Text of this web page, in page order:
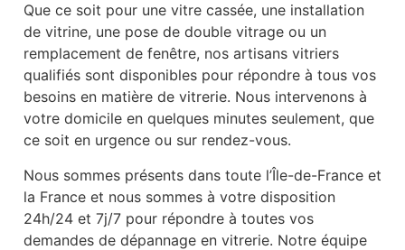
Que ce soit pour une vitre cassée, une installation
de vitrine, une pose de double vitrage ou un
remplacement de fenêtre, nos artisans vitriers
qualifiés sont disponibles pour répondre à tous vos
besoins en matière de vitrerie. Nous intervenons à
votre domicile en quelques minutes seulement, que
ce soit en urgence ou sur rendez-vous.
Nous sommes présents dans toute l’Île-de-France et
la France et nous sommes à votre disposition
24h/24 et 7j/7 pour répondre à toutes vos
demandes de dépannage en vitrerie. Notre équipe